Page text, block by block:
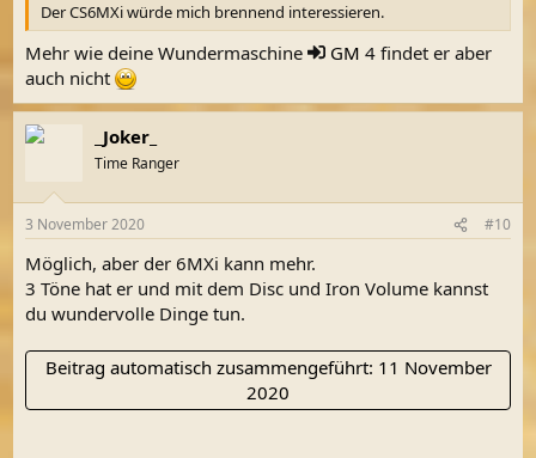
Der CS6MXi würde mich brennend interessieren.
Mehr wie deine Wundermaschine GM 4 findet er aber
auch nicht
_Joker_
Time Ranger
3 November 2020 #10
Möglich, aber der 6MXi kann mehr.
3 Töne hat er und mit dem Disc und Iron Volume kannst
du wundervolle Dinge tun.
Beitrag automatisch zusammengeführt: 11 November
2020